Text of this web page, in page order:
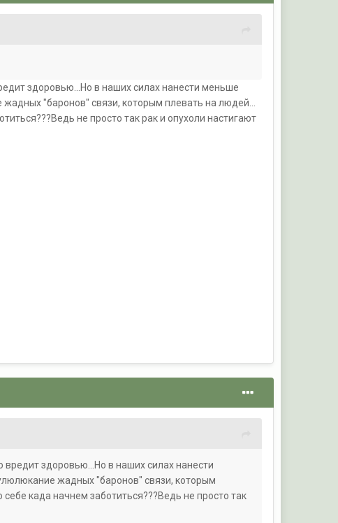
здоровью...Но в наших силах нанести меньше
"баронов" связи, которым плевать на людей...
не просто так рак и опухоли настигают
здоровью...Но в наших силах нанести
жадных "баронов" связи, которым
када начнем заботиться???Ведь не просто так